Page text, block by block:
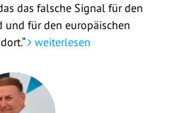
das falsche Signal für den
und für den europäischen
weiterlesen